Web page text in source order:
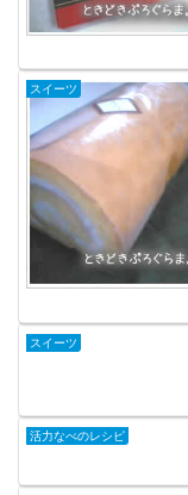
スイーツ
スイーツ
活力なべのレシピ